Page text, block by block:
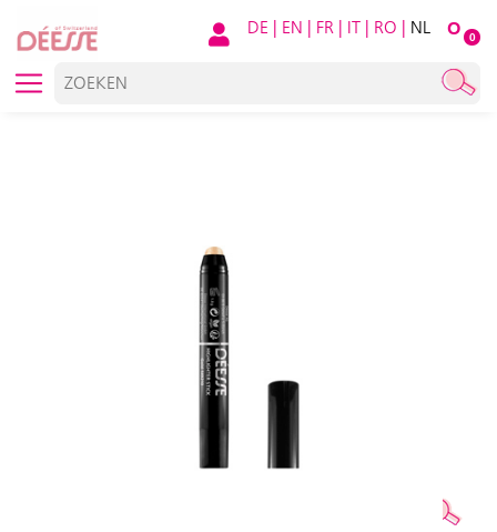
O 0
DE | EN | FR | IT | RO | NL